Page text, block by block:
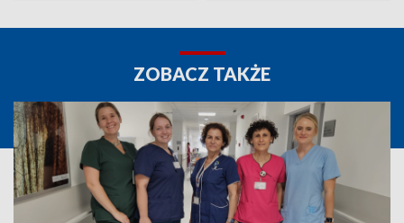
ZOBACZ TAKŻE